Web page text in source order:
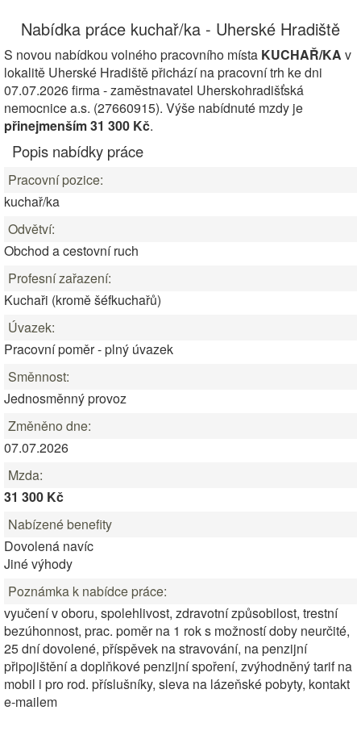
Nabídka práce kuchař/ka - Uherské Hradiště
S novou nabídkou volného pracovního místa KUCHAŘ/KA v
lokalitě Uherské Hradiště přichází na pracovní trh ke dni
07.07.2026 firma - zaměstnavatel Uherskohradišťská
nemocnice a.s. (27660915). Výše nabídnuté mzdy je
přinejmenším 31 300 Kč.
Popis nabídky práce
Pracovní pozice:
kuchař/ka
Odvětví:
Obchod a cestovní ruch
Profesní zařazení:
Kuchaři (kromě šéfkuchařů)
Úvazek:
Pracovní poměr - plný úvazek
Směnnost:
Jednosměnný provoz
Změněno dne:
07.07.2026
Mzda:
31 300 Kč
Nabízené benefity
Dovolená navíc
Jiné výhody
Poznámka k nabídce práce:
vyučení v oboru, spolehlivost, zdravotní způsobilost, trestní
bezúhonnost, prac. poměr na 1 rok s možností doby neurčité,
25 dní dovolené, příspěvek na stravování, na penzijní
připojištění a doplňkové penzijní spoření, zvýhodněný tarif na
mobil i pro rod. příslušníky, sleva na lázeňské pobyty, kontakt
e-mailem